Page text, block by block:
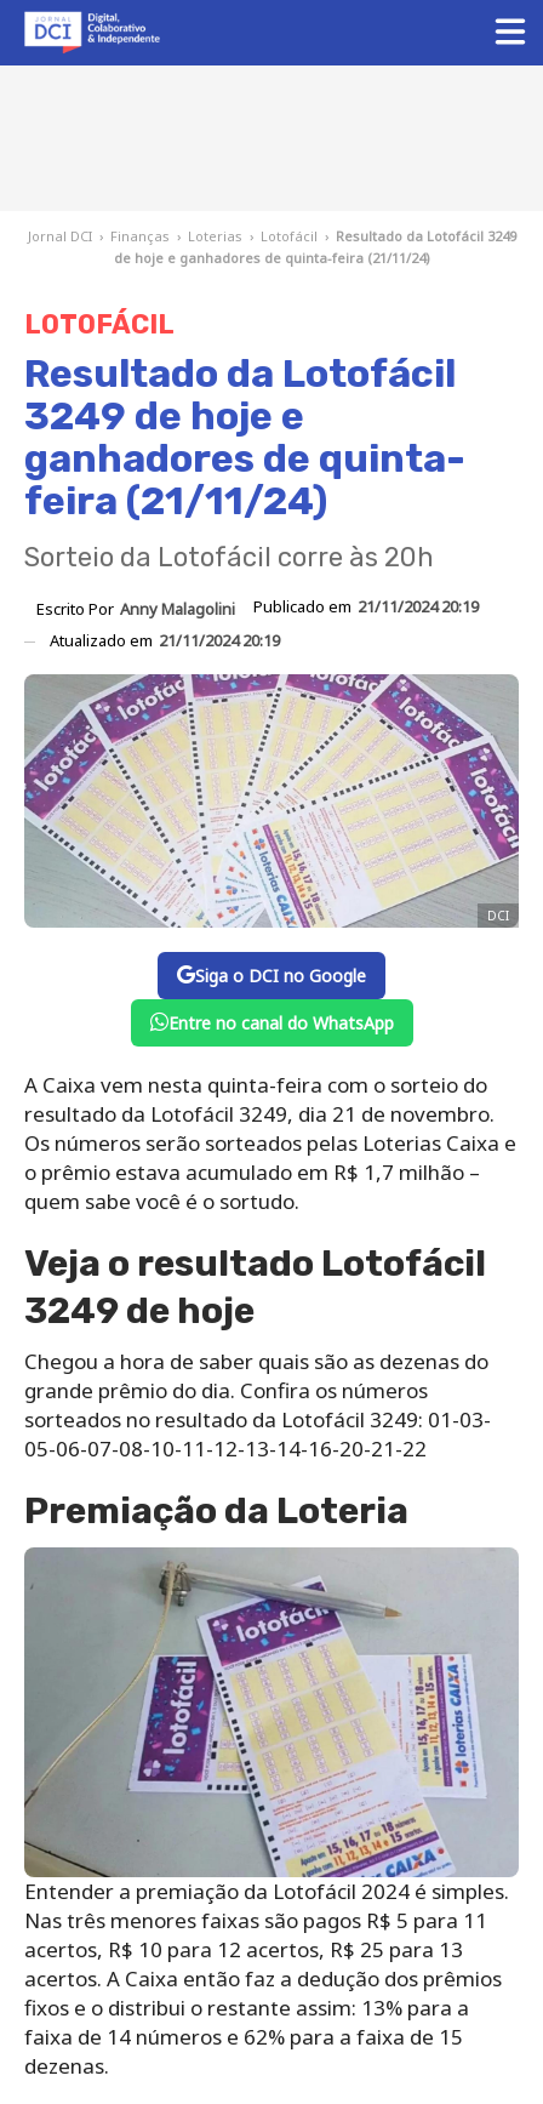
Jornal DCI › Finanças › Loterias › Lotofácil › Resultado da Lotofácil 3249
de hoje e ganhadores de quinta-feira (21/11/24)
LOTOFÁCIL
Resultado da Lotofácil
3249 de hoje e
ganhadores de quinta-
feira (21/11/24)
Sorteio da Lotofácil corre às 20h
Escrito Por Anny Malagolini Publicado em 21/11/2024 20:19
Atualizado em 21/11/2024 20:19
DCI
Siga o DCI no Google
Entre no canal do WhatsApp
A Caixa vem nesta quinta-feira com o sorteio do
resultado da Lotofácil 3249, dia 21 de novembro.
Os números serão sorteados pelas Loterias Caixa e
o prêmio estava acumulado em R$ 1,7 milhão –
quem sabe você é o sortudo.
Veja o resultado Lotofácil
3249 de hoje
Chegou a hora de saber quais são as dezenas do
grande prêmio do dia. Confira os números
sorteados no resultado da Lotofácil 3249: 01-03-
05-06-07-08-10-11-12-13-14-16-20-21-22
Premiação da Loteria
Entender a premiação da Lotofácil 2024 é simples.
Nas três menores faixas são pagos R$ 5 para 11
acertos, R$ 10 para 12 acertos, R$ 25 para 13
acertos. A Caixa então faz a dedução dos prêmios
fixos e o distribui o restante assim: 13% para a
faixa de 14 números e 62% para a faixa de 15
dezenas.